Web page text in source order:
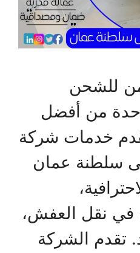
للشحن
من أفضل
خدمات شركة
سلطنة عمان
في نقل العفش،
تقدم الشركة